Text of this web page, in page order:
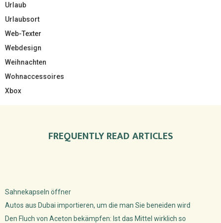
Urlaub
Urlaubsort
Web-Texter
Webdesign
Weihnachten
Wohnaccessoires
Xbox
FREQUENTLY READ ARTICLES
Sahnekapseln öffner
Autos aus Dubai importieren, um die man Sie beneiden wird
Den Fluch von Aceton bekämpfen: Ist das Mittel wirklich so